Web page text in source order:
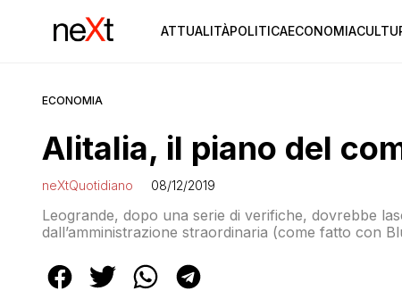
ATTUALITÀPOLITICAECONOMIA
ECONOMIA
Alitalia, il piano del
neXtQuotidiano 08/12/2019
Leogrande, dopo una serie di verifiche, dovrebbe
dall’amministrazione straordinaria (come fatto con